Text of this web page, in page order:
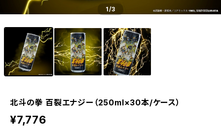
1/3
北斗の拳 百裂エナジー（250ml×30本/ケース）
¥7,776